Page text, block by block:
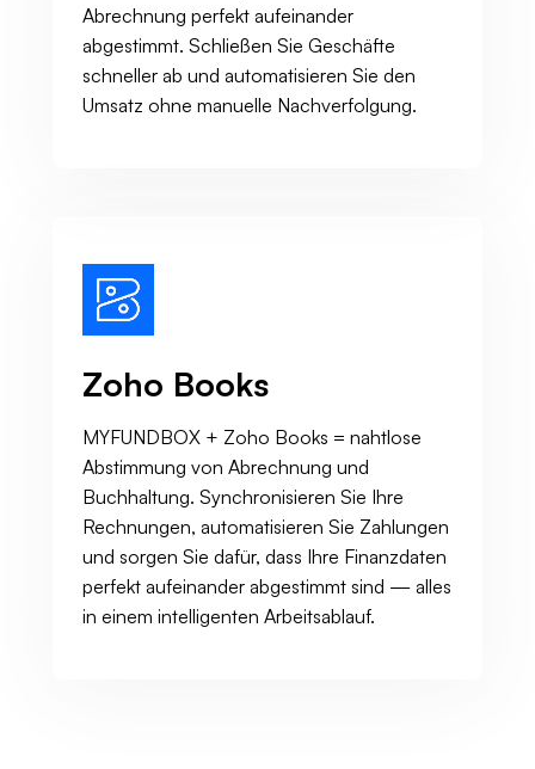
Abrechnung perfekt aufeinander
abgestimmt. Schließen Sie Geschäfte
schneller ab und automatisieren Sie den
Umsatz ohne manuelle Nachverfolgung.
Zoho Books
MYFUNDBOX + Zoho Books = nahtlose
Abstimmung von Abrechnung und
Buchhaltung. Synchronisieren Sie Ihre
Rechnungen, automatisieren Sie Zahlungen
und sorgen Sie dafür, dass Ihre Finanzdaten
perfekt aufeinander abgestimmt sind — alles
in einem intelligenten Arbeitsablauf.